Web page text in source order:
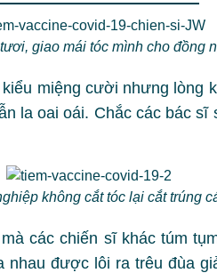
giao mái tóc mình cho đồng
miệng cười nhưng lòng
la oai oái. Chắc các bác sĩ
không cắt tóc lại cắt trúng
các chiến sĩ khác túm
được lôi ra trêu đùa